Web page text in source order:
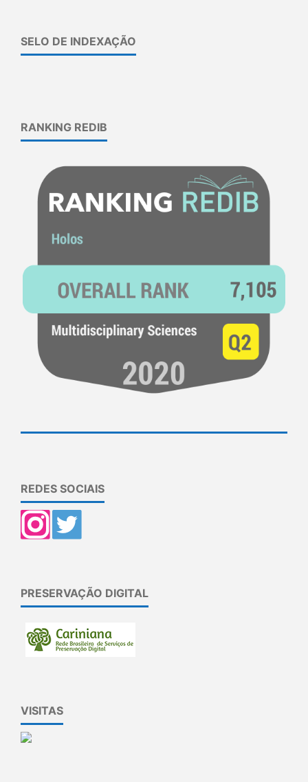
SELO DE INDEXAÇÃO
RANKING REDIB
REDES SOCIAIS
PRESERVAÇÃO DIGITAL
VISITAS